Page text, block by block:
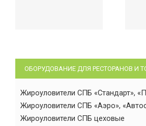
ОБОРУДОВАНИЕ ДЛЯ РЕСТОРАНОВ И
Жироуловители СПБ «Стандарт»,
Жироуловители СПБ «Аэро»,
Жироуловители СПБ цеховые